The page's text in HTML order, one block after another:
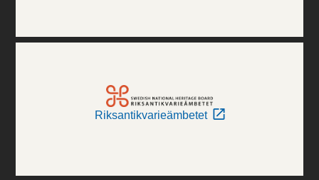
Riksantikvarieämbetet